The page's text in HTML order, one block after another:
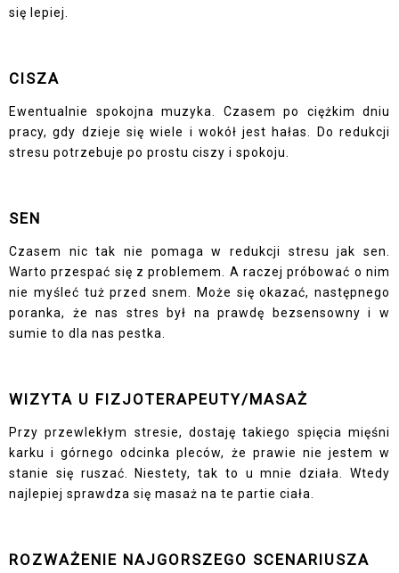
się lepiej.
CISZA
Ewentualnie spokojna muzyka. Czasem po ciężkim dniu
pracy, gdy dzieje się wiele i wokół jest hałas. Do redukcji
stresu potrzebuje po prostu ciszy i spokoju.
SEN
Czasem nic tak nie pomaga w redukcji stresu jak sen.
Warto przespać się z problemem. A raczej próbować o nim
nie myśleć tuż przed snem. Może się okazać, następnego
poranka, że nas stres był na prawdę bezsensowny i w
sumie to dla nas pestka.
WIZYTA U FIZJOTERAPEUTY/MASAŻ
Przy przewlekłym stresie, dostaję takiego spięcia mięśni
karku i górnego odcinka pleców, że prawie nie jestem w
stanie się ruszać. Niestety, tak to u mnie działa. Wtedy
najlepiej sprawdza się masaż na te partie ciała.
ROZWAŻENIE NAJGORSZEGO SCENARIUSZA